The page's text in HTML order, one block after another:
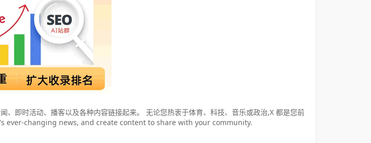
即时活动、播客以及各种内容链接起来。 无论您热衷于体育、科技、音乐或政治,X 都是您前
ever-changing news, and create content to share with your community.